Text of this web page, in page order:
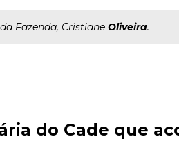
Fazenda, Cristiane Oliveira.
do Cade que